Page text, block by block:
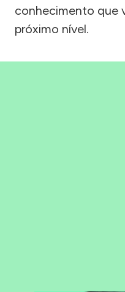
conhecimento que
próximo nível.